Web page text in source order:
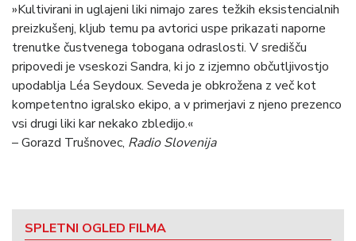
»Kultivirani in uglajeni liki nimajo zares težkih eksistencialnih
preizkušenj, kljub temu pa avtorici uspe prikazati naporne
trenutke čustvenega tobogana odraslosti. V središču
pripovedi je vseskozi Sandra, ki jo z izjemno občutljivostjo
upodablja Léa Seydoux. Seveda je obkrožena z več kot
kompetentno igralsko ekipo, a v primerjavi z njeno prezenco
vsi drugi liki kar nekako zbledijo.«
– Gorazd Trušnovec, Radio Slovenija
SPLETNI OGLED FILMA